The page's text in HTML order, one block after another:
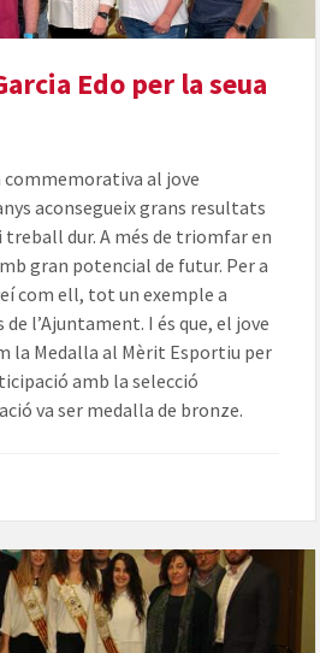
Edo per la seua
commemorativa al jove
aconsegueix grans resultats
treball dur. A més de triomfar en
gran potencial de futur. Per a
com ell, tot un exemple a
l’Ajuntament. I és que, el jove
la Medalla al Mèrit Esportiu per
amb la selecció
va ser medalla de bronze.